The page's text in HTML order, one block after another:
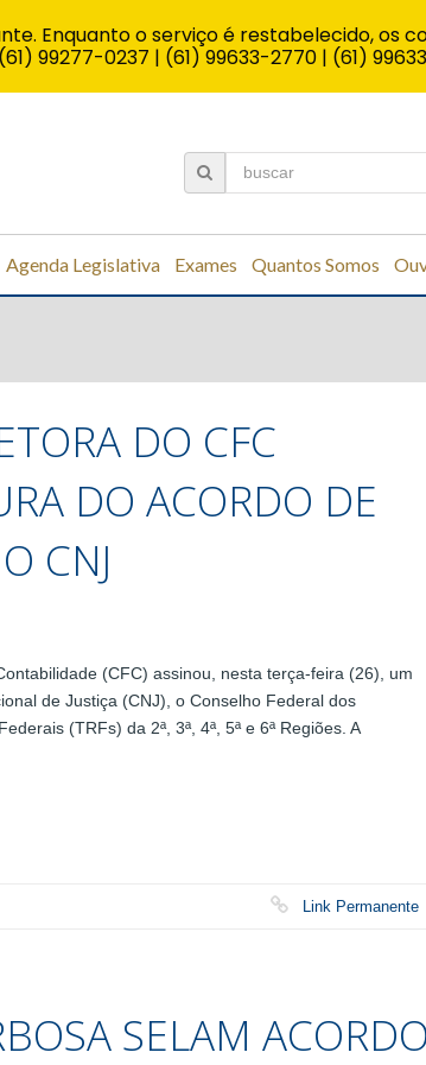
Agenda Legislativa Exames Quantos Somos
DO CFC
DO ACORDO DE
CNJ
(CFC) assinou, nesta terça-feira (26), um
de Justiça (CNJ), o Conselho Federal dos
(TRFs) da 2ª, 3ª, 4ª, 5ª e 6ª Regiões. A
Link Permanente
SELAM ACORDO
Enquanto o serviço é restabelecido, os
99277-0237 | (61) 99633-2770 | (61)